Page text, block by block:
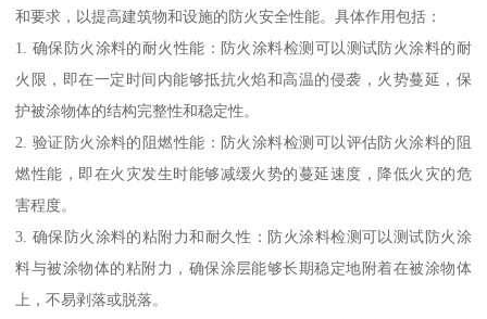
和要求，以提高建筑物和设施的防火安全性能。具体作用包括：
1. 确保防火涂料的耐火性能：防火涂料检测可以测试防火涂料的耐
火限，即在一定时间内能够抵抗火焰和高温的侵袭，火势蔓延，保
护被涂物体的结构完整性和稳定性。
2. 验证防火涂料的阻燃性能：防火涂料检测可以评估防火涂料的阻
燃性能，即在火灾发生时能够减缓火势的蔓延速度，降低火灾的危
害程度。
3. 确保防火涂料的粘附力和耐久性：防火涂料检测可以测试防火涂
料与被涂物体的粘附力，确保涂层能够长期稳定地附着在被涂物体
上，不易剥落或脱落。